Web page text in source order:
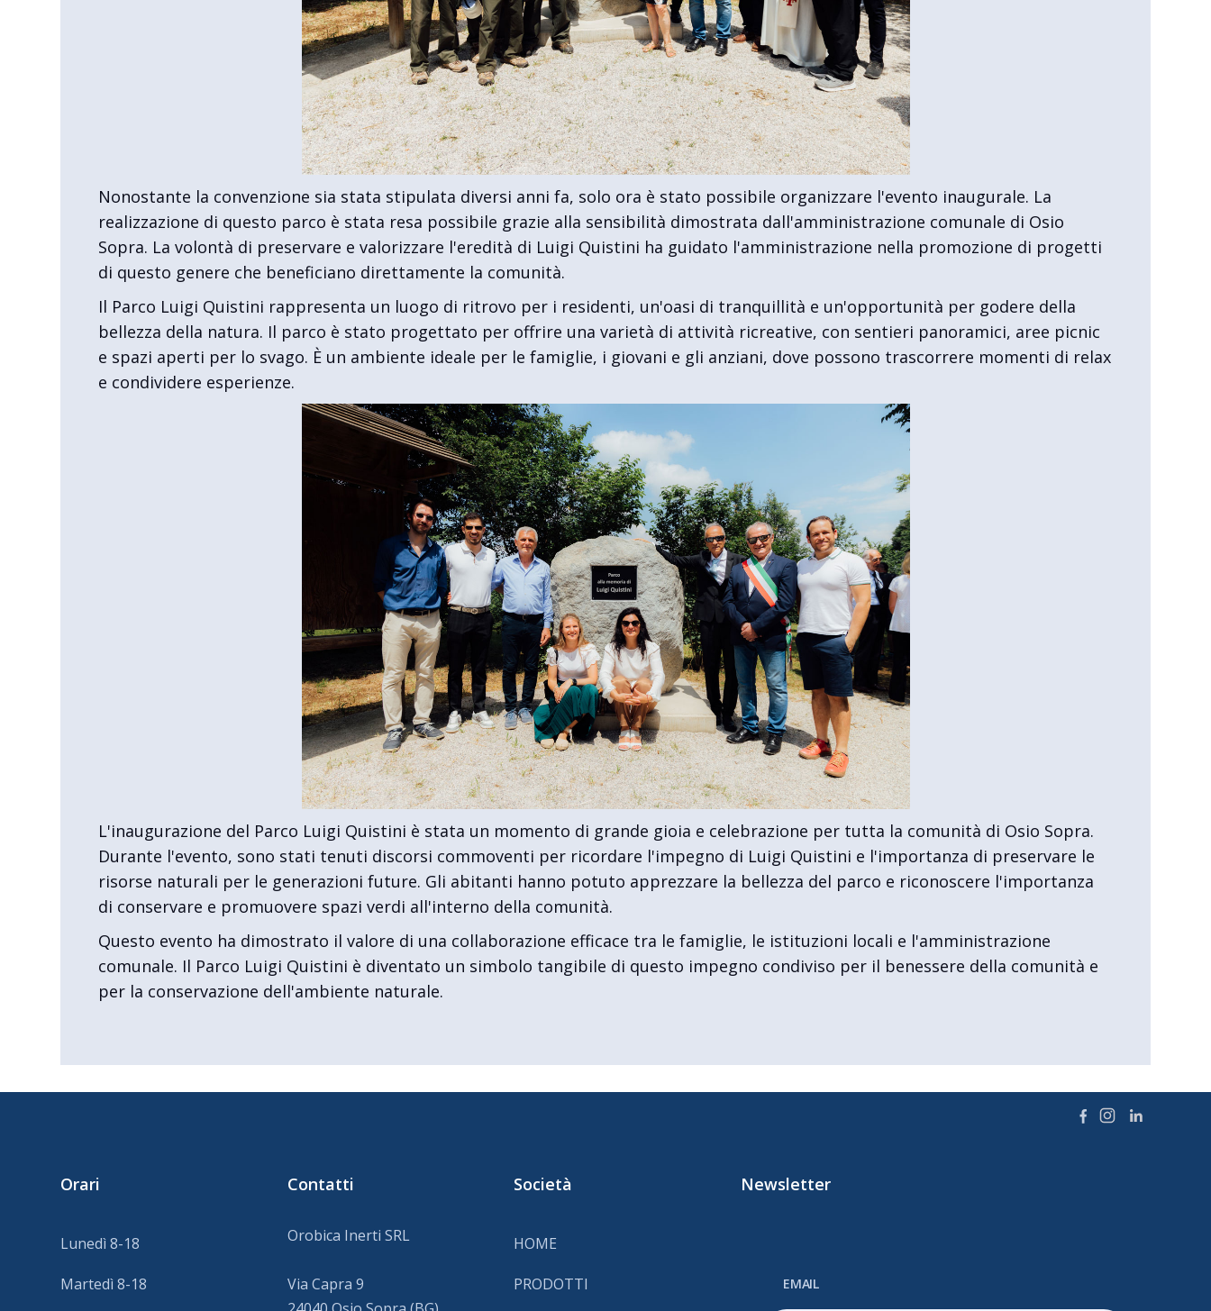
Nonostante la convenzione sia stata stipulata diversi anni fa, solo ora è stato possibile organizzare l'evento inaugurale. La
realizzazione di questo parco è stata resa possibile grazie alla sensibilità dimostrata dall'amministrazione comunale di Osio
Sopra. La volontà di preservare e valorizzare l'eredità di Luigi Quistini ha guidato l'amministrazione nella promozione di progetti
di questo genere che beneficiano direttamente la comunità.
Il Parco Luigi Quistini rappresenta un luogo di ritrovo per i residenti, un'oasi di tranquillità e un'opportunità per godere della
bellezza della natura. Il parco è stato progettato per offrire una varietà di attività ricreative, con sentieri panoramici, aree picnic
e spazi aperti per lo svago. È un ambiente ideale per le famiglie, i giovani e gli anziani, dove possono trascorrere momenti di relax
e condividere esperienze.
L'inaugurazione del Parco Luigi Quistini è stata un momento di grande gioia e celebrazione per tutta la comunità di Osio Sopra.
Durante l'evento, sono stati tenuti discorsi commoventi per ricordare l'impegno di Luigi Quistini e l'importanza di preservare le
risorse naturali per le generazioni future. Gli abitanti hanno potuto apprezzare la bellezza del parco e riconoscere l'importanza
di conservare e promuovere spazi verdi all'interno della comunità.
Questo evento ha dimostrato il valore di una collaborazione efficace tra le famiglie, le istituzioni locali e l'amministrazione
comunale. Il Parco Luigi Quistini è diventato un simbolo tangibile di questo impegno condiviso per il benessere della comunità e
per la conservazione dell'ambiente naturale.
Orari
Lunedì 8-18
Martedì 8-18
Contatti
Orobica Inerti SRL
Via Capra 9
Società
HOME
PRODOTTI
Newsletter
EMAIL